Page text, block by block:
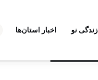
زندگی نو اخبار استان‌ها